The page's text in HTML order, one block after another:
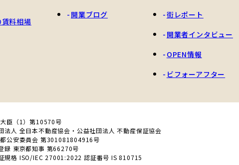
料相場
開業ブログ
街レポート
開業者インタビュー
OPEN情報
ビフォーアフター
臣（1）第10570号
法人 全日本不動産協会・公益社団法人 不動産保証協会
公安委員会 第301081804916号
録 東京都知事 第66270号
規格 ISO/IEC 27001:2022 認証番号 IS 810715